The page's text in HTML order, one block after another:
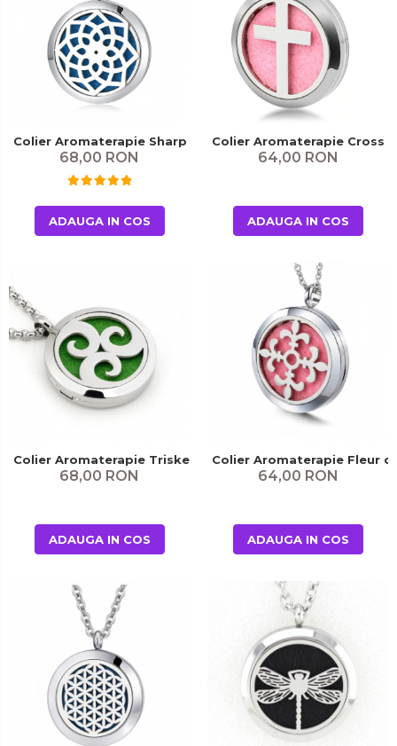
Colier Aromaterapie Sharp Manda
68,00 RON
ADAUGA IN COS
Colier Aromaterapie Cross
64,00 RON
ADAUGA IN COS
Colier Aromaterapie Triskelion
68,00 RON
ADAUGA IN COS
Colier Aromaterapie Fleur
64,00 RON
ADAUGA IN COS